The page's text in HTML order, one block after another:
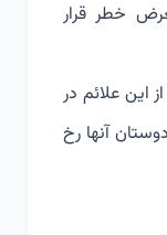
خطر قرار
این علائم در
آنها رخ